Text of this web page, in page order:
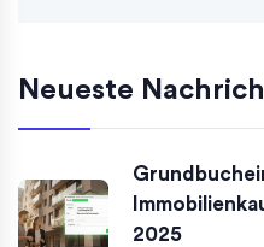
Neueste
2025